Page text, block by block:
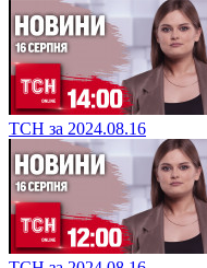
ТСН за 2024.08.16